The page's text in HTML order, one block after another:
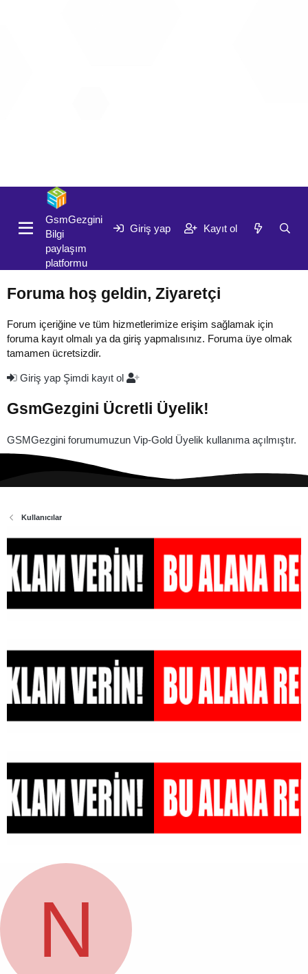
GsmGezgini
Bilgi
paylaşım
platformu
Giriş yap Kayıt ol
Foruma hoş geldin, Ziyaretçi
Forum içeriğine ve tüm hizmetlerimize erişim sağlamak için
foruma kayıt olmalı ya da giriş yapmalısınız. Foruma üye olmak
tamamen ücretsizdir.
Giriş yap Şimdi kayıt ol
GsmGezgini Ücretli Üyelik!
GSMGezgini forumumuzun Vip-Gold Üyelik kullanıma açılmıştır.
Kullanıcılar
N